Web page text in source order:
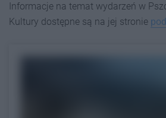
Informacje na temat wydarzeń w
Kultury dostępne są na jej stronie